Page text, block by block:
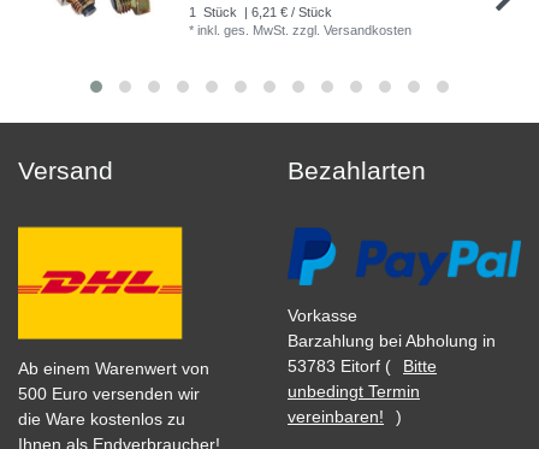
1 Stück
| 6,21 € / Stück
*inkl. ges. MwSt. zzgl.Versandkosten
Versand
Ab einem Warenwert von
500 Euro versenden wir
die Ware kostenlos zu
Ihnen als Endverbraucher!
Bezahlarten
Vorkasse
Barzahlung bei Abholung in
53783 Eitorf (
Bitte
unbedingt Termin
vereinbaren!
)